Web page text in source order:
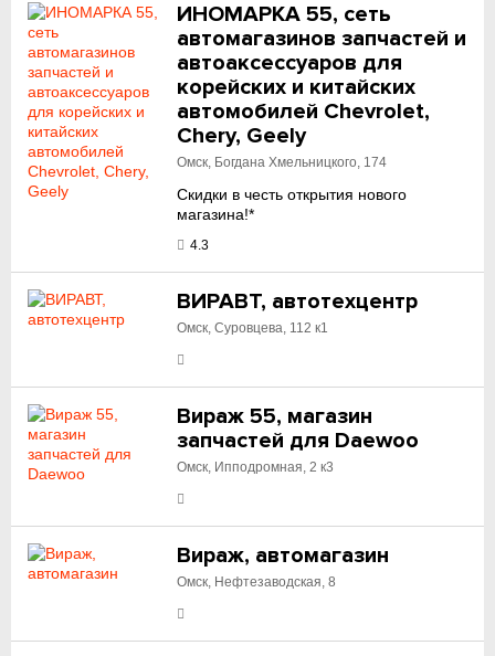
ИНОМАРКА 55, сеть
автомагазинов запчастей и
автоаксессуаров для
корейских и китайских
автомобилей Chevrolet,
Chery, Geely
Омск, Богдана Хмельницкого, 174
Скидки в честь открытия нового
магазина!*
4.3
ВИРАВТ, автотехцентр
Омск, Суровцева, 112 к1
Вираж 55, магазин
запчастей для Daewoo
Омск, Ипподромная, 2 к3
Вираж, автомагазин
Омск, Нефтезаводская, 8